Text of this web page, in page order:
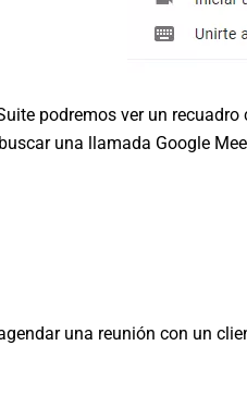
podremos ver un
una llamada Google
una reunión con un